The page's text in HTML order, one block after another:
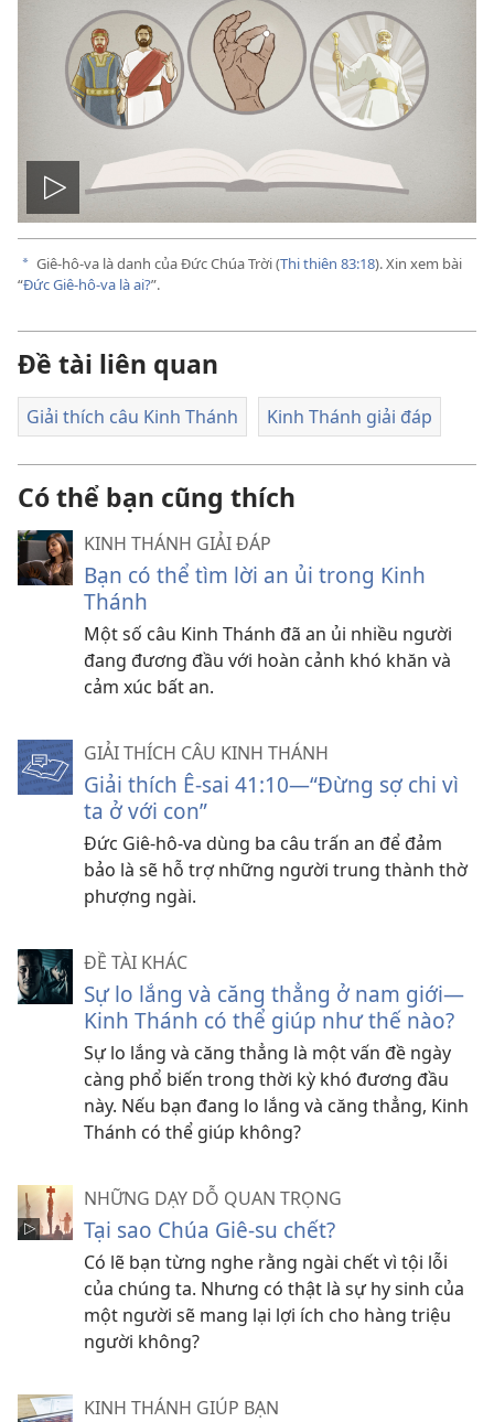
Bật
video
a Giê-hô-va là danh của Đức Chúa Trời (Thi thiên 83:18). Xin xem bài
“Đức Giê-hô-va là ai?”.
Đề tài liên quan
Giải thích câu Kinh Thánh Kinh Thánh giải đáp
Có thể bạn cũng thích
KINH THÁNH GIẢI ĐÁP
Bạn có thể tìm lời an ủi trong Kinh
Thánh
Một số câu Kinh Thánh đã an ủi nhiều người
đang đương đầu với hoàn cảnh khó khăn và
cảm xúc bất an.
GIẢI THÍCH CÂU KINH THÁNH
Giải thích Ê-sai 41:10—​“Đừng sợ chi vì
ta ở với con”
Đức Giê-hô-va dùng ba câu trấn an để đảm
bảo là sẽ hỗ trợ những người trung thành thờ
phượng ngài.
ĐỀ TÀI KHÁC
Sự lo lắng và căng thẳng ở nam giới—
Kinh Thánh có thể giúp như thế nào?
Sự lo lắng và căng thẳng là một vấn đề ngày
càng phổ biến trong thời kỳ khó đương đầu
này. Nếu bạn đang lo lắng và căng thẳng, Kinh
Thánh có thể giúp không?
NHỮNG DẠY DỖ QUAN TRỌNG
Tại sao Chúa Giê-su chết?
Có lẽ bạn từng nghe rằng ngài chết vì tội lỗi
của chúng ta. Nhưng có thật là sự hy sinh của
một người sẽ mang lại lợi ích cho hàng triệu
người không?
KINH THÁNH GIÚP BẠN